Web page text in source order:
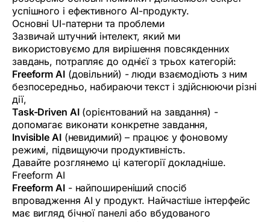
успішного і ефективного AI-продукту.
Основні UI-патерни та проблеми
Зазвичай штучний інтелект, який ми
використовуємо для вирішення повсякденних
завдань, потрапляє до однієї з трьох категорій:
Freeform AI(довільний) - люди взаємодіють з ним
безпосередньо, набираючи текст і здійснюючи різні
дії,
Task-Driven AI(орієнтований на завдання) -
допомагає виконати конкретне завдання,
Invisible AI(невидимий) – працює у фоновому
режимі, підвищуючи продуктивність.
Давайте розглянемо ці категорії докладніше.
Freeform AI
Freeform AI- найпоширеніший спосіб
впровадження AI у продукт. Найчастіше інтерфейс
має вигляд бічної панелі або вбудованого